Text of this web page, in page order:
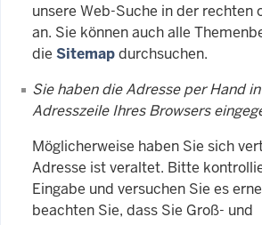
unsere Web-Suche in der rechten
an. Sie können auch alle
die Sitemapdurchsuchen.
Sie haben die Adresse per Hand
Adresszeile Ihres Browsers
Möglicherweise haben Sie sich
Adresse ist veraltet. Bitte
Eingabe und versuchen Sie es
beachten Sie, dass Sie Groß- und